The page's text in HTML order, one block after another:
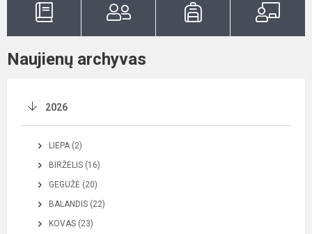
Naujienų archyvas
2026
LIEPA (2)
BIRŽELIS (16)
GEGUŽĖ (20)
BALANDIS (22)
KOVAS (23)